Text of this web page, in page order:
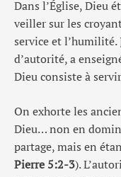
Dans l’Église, Dieu
veiller sur les
service et
d’autorité, a
Dieu consiste à
On exhorte les
Dieu… non en
partage, mais en
Pierre 5:2-3).